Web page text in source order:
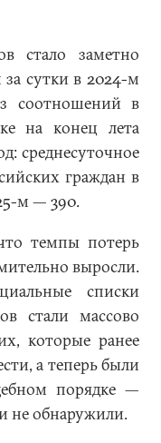
стало заметно
за сутки в 2024-м
соотношений в
на конец лета
среднесуточное
граждан в
м — 390.
темпы потерь
выросли.
списки
стали массово
которые ранее
а теперь были
порядке —
не обнаружили.